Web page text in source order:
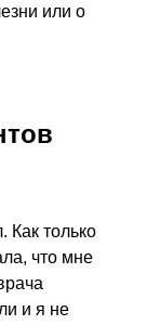
или о
Как только
что мне
и я не